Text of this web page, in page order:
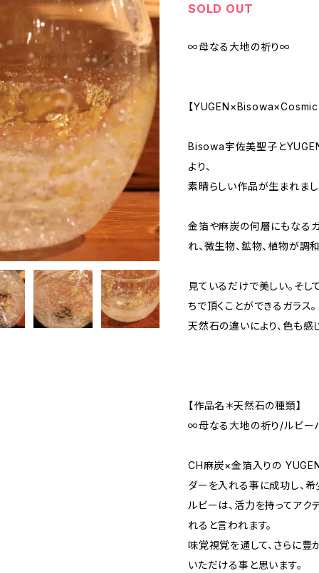
SOLD OUT
∞母なる大地の祈り∞
【
Bisowa宇佐美聖子と
より、
素晴らしい作品が生まれまし
金箔や麻炭の何層にもなる
れ、微生物、鉱物、植物が調
見ているだけで美しい。そし
ちで頂くことができるガラス。
天然石の違いにより、色も感
【作品名＊天然石の種類】
∞母なる大地の祈り/ルビー
CH麻炭×金箔入りの
ダーを入れる事に成功し、
ルビーは、活力を持ってアク
れると言われます。
味覚視覚を通して、さらに豊
いただける事と思います。